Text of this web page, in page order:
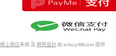
網上商店系統 及 網頁設計 由 eshop88.com 提供